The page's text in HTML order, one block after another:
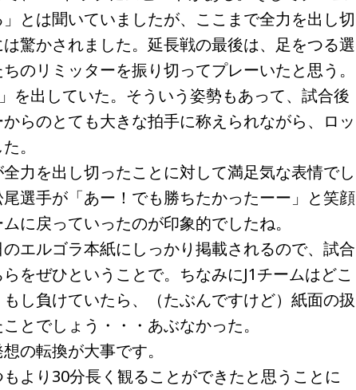
とは聞いていましたが、ここまで全力を出し切
驚かされました。延長戦の最後は、足をつる選
のリミッターを振り切ってプレーいたと思う。
を出していた。そういう姿勢もあって、試合後
らのとても大きな拍手に称えられながら、ロッ
。
力を出し切ったことに対して満足気な表情でし
選手が「あー！でも勝ちたかったーー」と笑顔
に戻っていったのが印象的でしたね。
エルゴラ本紙にしっかり掲載されるので、試合
をぜひということで。ちなみにJ1チームはどこ
し負けていたら、（たぶんですけど）紙面の扱
とでしょう・・・あぶなかった。
の転換が大事です。
より30分長く観ることができたと思うことに